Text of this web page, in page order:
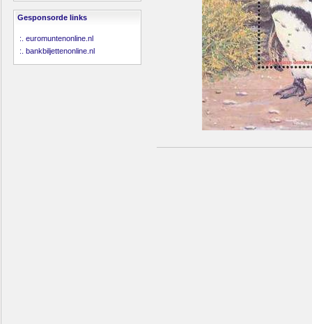
Gesponsorde links
:. euromuntenonline.nl
:. bankbiljettenonline.nl